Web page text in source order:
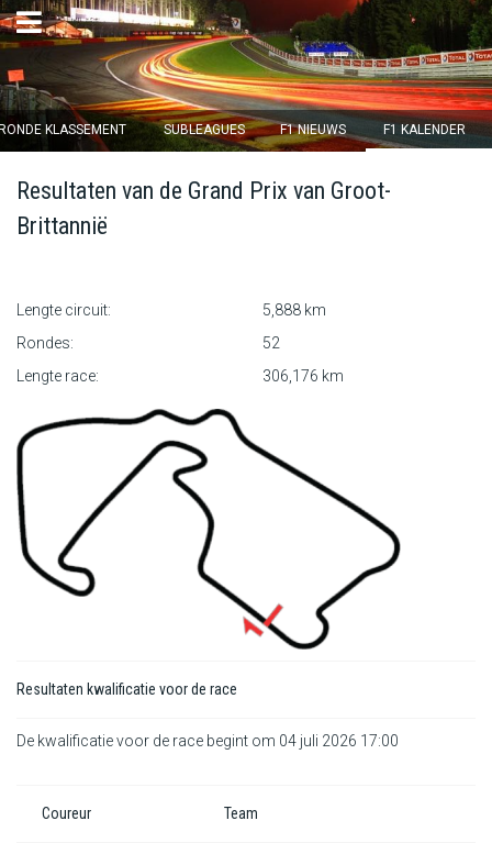
×
d :18
Inloggen
Klassement
Ronde klassement
F1 kalender
Renstallen
English
KLASSEMENT SUBLEAGUES F1 NIEUWS F1 KALENDER
Resultaten van de Grand Prix van Groot-
Brittannië
Lengte circuit:
Rondes:
Lengte race:
5,888 km
52
306,176 km
Resultaten kwalificatie voor de race
De kwalificatie voor de race begint om 04 juli 2026 17:00
Coureur Team